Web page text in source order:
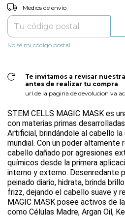
Entregas para el CP:
Medios de envío
No sé mi código postal
Te invitamos a revisar
antes de realizar tu compra
url de la pagina de devolucion va
STEM CELLS MAGIC MASK es
con materias primas
Artificial, brindándole al cabello
mundial. Con un poder altamente
cabello dañado por agresiones
químicos desde la primera
interno y externo. Desenredante
peinado diario, hidrata, brinda
frizz, dejando el cabello suave y
MAGIC MASK posee activos de
como Células Madre, Argan Oil,